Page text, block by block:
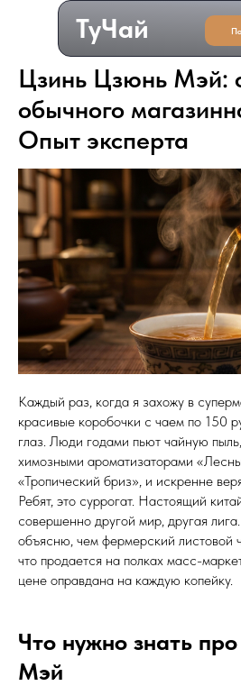
ТуЧай
Цзинь Цзюнь Мэй:
обычного
Опыт эксперта
Каждый раз, когда я захожу в
красивые коробочки с чаем по 150
глаз. Люди годами пьют чайную
химозными ароматизаторами
«Тропический бриз», и искренне
Ребят, это суррогат. Настоящий
совершенно другой мир, другая
объясню, чем фермерский листовой
что продается на полках масс-
цене оправдана на каждую копейку.
Что нужно знать
Мэй